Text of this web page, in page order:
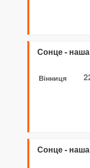
Сонце -
Вінниця
Сонце -